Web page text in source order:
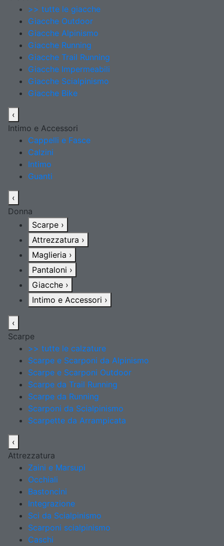
>> tutte le giacche
Giacche Outdoor
Giacche Alpinismo
Giacche Running
Giacche Trail Running
Giacche Impermeabili
Giacche Scialpinismo
Giacche Bike
‹
Intimo e Accessori
Cappelli e Fasce
Calzini
Intimo
Guanti
‹
Donna
Scarpe ›
Attrezzatura ›
Maglieria ›
Pantaloni ›
Giacche ›
Intimo e Accessori ›
‹
Scarpe
>> tutte le calzature
Scarpe e Scarponi da Alpinismo
Scarpe e Scarponi Outdoor
Scarpe da Trail Running
Scarpe da Running
Scarponi da Scialpinismo
Scarpette da Arrampicata
‹
Attrezzatura
Zaini e Marsupi
Occhiali
Bastoncini
Integrazione
Sci da Scialpinismo
Scarponi scialpinismo
Caschi